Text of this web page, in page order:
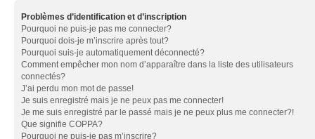
Problèmes d’identification et d’inscription
Pourquoi ne puis-je pas me connecter?
Pourquoi dois-je m’inscrire après tout?
Pourquoi suis-je automatiquement déconnecté?
Comment empêcher mon nom d’apparaître dans la liste des utilisateurs
connectés?
J’ai perdu mon mot de passe!
Je suis enregistré mais je ne peux pas me connecter!
Je me suis enregistré par le passé mais je ne peux plus me connecter?!
Que signifie COPPA?
Pourquoi ne puis-je pas m’inscrire?